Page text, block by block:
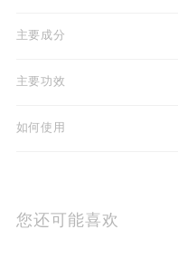
主要成分
主要功效
如何使用
您还可能喜欢